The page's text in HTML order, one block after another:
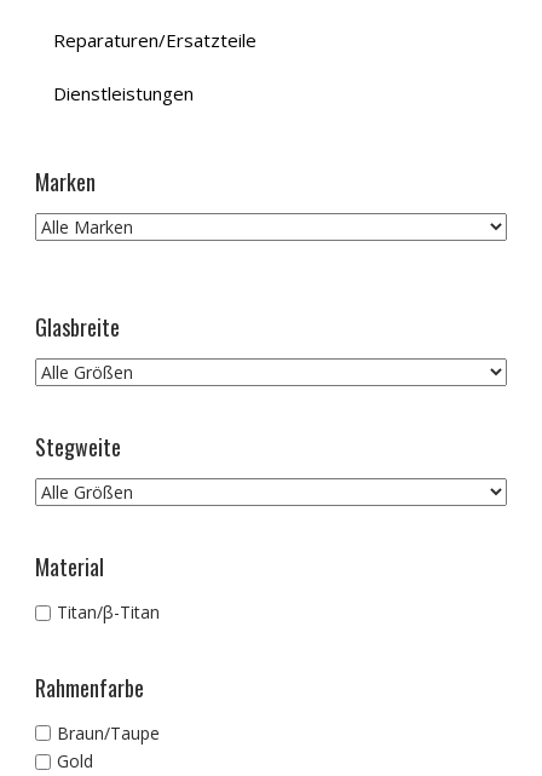
Reparaturen/Ersatzteile
Dienstleistungen
Marken
Glasbreite
Stegweite
Material
Titan/β-Titan
Rahmenfarbe
Braun/Taupe
Gold